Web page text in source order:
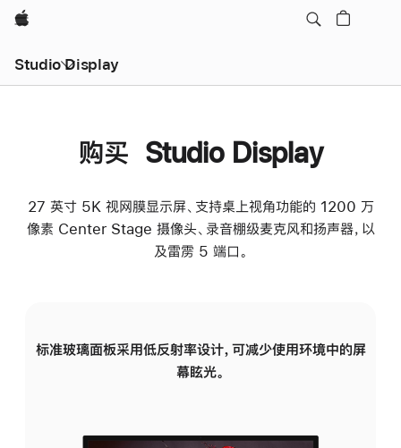
Apple
Studio Display
购买 Studio Display
27 英寸 5K 视网膜显示屏、支持桌上视角功能的 1200 万
像素 Center Stage 摄像头、录音棚级麦克风和扬声器，以
及雷雳 5 端口。
标准玻璃面板采用低反射率设计，可减少使用环境中的屏
幕眩光。